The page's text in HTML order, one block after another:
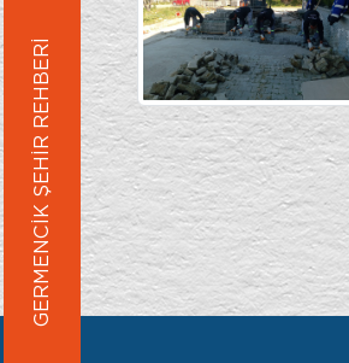
GERMENCİK ŞEHİR REHBERİ